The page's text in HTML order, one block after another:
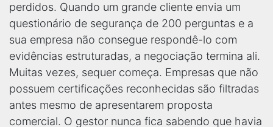
perdidos. Quando um grande cliente envia um
questionário de segurança de 200 perguntas e a
sua empresa não consegue respondê-lo com
evidências estruturadas, a negociação termina ali.
Muitas vezes, sequer começa. Empresas que não
possuem certificações reconhecidas são filtradas
antes mesmo de apresentarem proposta
comercial. O gestor nunca fica sabendo que havia